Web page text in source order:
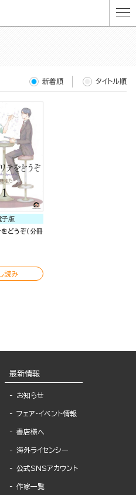
新着順 タイトル順
子版
をどうぞ（分冊
読み
最新情報
お知らせ
フェア・イベント情報
書店様へ
海外ライセンシー
公式SNSアカウント
作家一覧